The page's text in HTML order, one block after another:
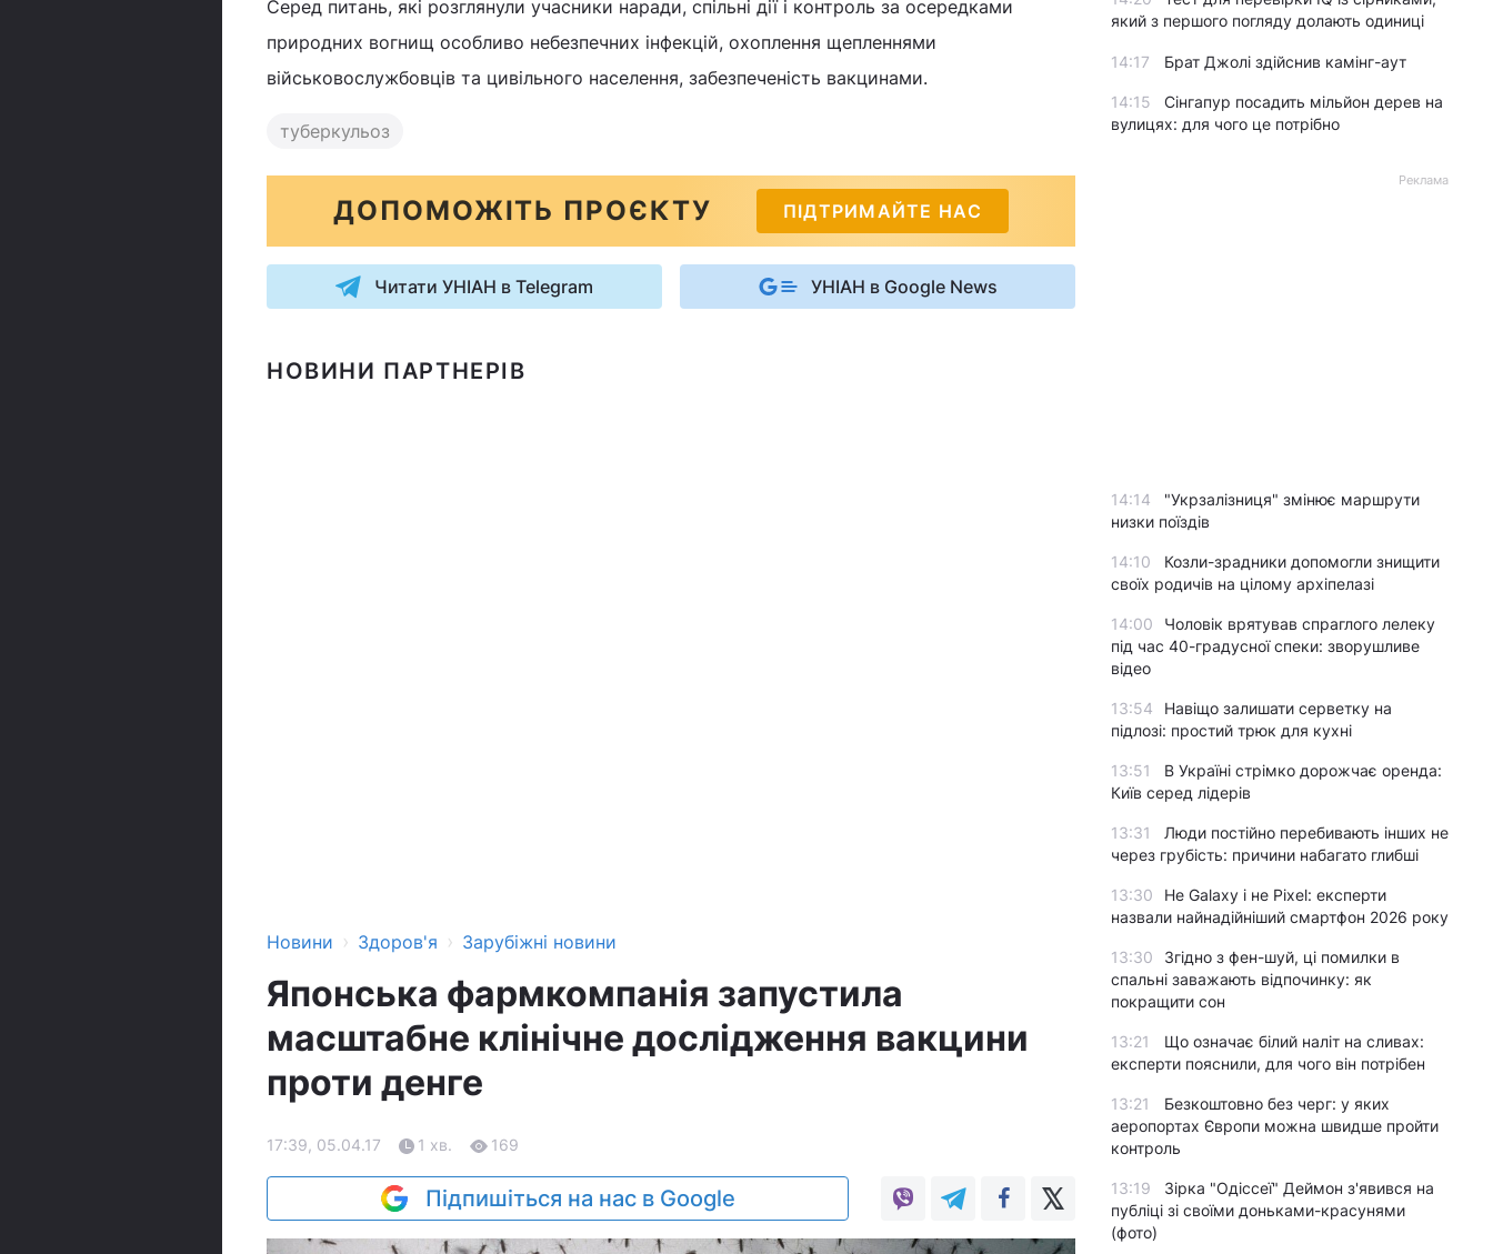
Серед питань, які розглянули учасники наради, спільні дії і контроль за осередками
природних вогнищ особливо небезпечних інфекцій, охоплення щепленнями
військовослужбовців та цивільного населення, забезпеченість вакцинами.
туберкульоз
ДОПОМОЖІТЬ ПРОЄКТУ ПІДТРИМАЙТЕ НАС
Читати УНІАН в Telegram УНІАН в Google News
НОВИНИ ПАРТНЕРІВ
Новини › Здоров'я › Зарубіжні новини
Японська фармкомпанія запустила
масштабне клінічне дослідження вакцини
проти денге
17:39, 05.04.17 1 хв. 169
Підпишіться на нас в Google
який з першого погляду долають одиниці
14:17 Брат Джолі здійснив камінг-аут
14:15
Сінгапур посадить мільйон дерев на
вулицях: для чого це потрібно
Реклама
14:14
"Укрзалізниця" змінює маршрути
низки поїздів
14:10
Козли-зрадники допомогли знищити
своїх родичів на цілому архіпелазі
14:00
Чоловік врятував спраглого лелеку
під час 40-градусної спеки: зворушливе
відео
13:54
Навіщо залишати серветку на
підлозі: простий трюк для кухні
13:51
В Україні стрімко дорожчає оренда:
Київ серед лідерів
13:31
Люди постійно перебивають інших не
через грубість: причини набагато глибші
13:30
Не Galaxy і не Pixel: експерти
назвали найнадійніший смартфон 2026 року
13:30
Згідно з фен-шуй, ці помилки в
спальні заважають відпочинку: як
покращити сон
13:21
Що означає білий наліт на сливах:
експерти пояснили, для чого він потрібен
13:21
Безкоштовно без черг: у яких
аеропортах Європи можна швидше пройти
контроль
13:19
Зірка "Одіссеї" Деймон з'явився на
публіці зі своїми доньками-красунями
(фото)